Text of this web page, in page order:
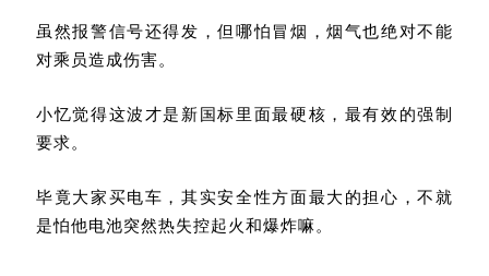
虽然报警信号还得发，但哪怕冒烟，烟气也绝对不能
对乘员造成伤害。
小忆觉得这波才是新国标里面最硬核，最有效的强制
要求。
毕竟大家买电车，其实安全性方面最大的担心，不就
是怕他电池突然热失控起火和爆炸嘛。